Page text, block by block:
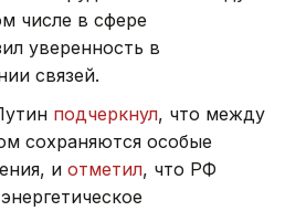
числе в сфере
уверенность в
связей.
подчеркнул, что между
сохраняются особые
и отметил, что РФ